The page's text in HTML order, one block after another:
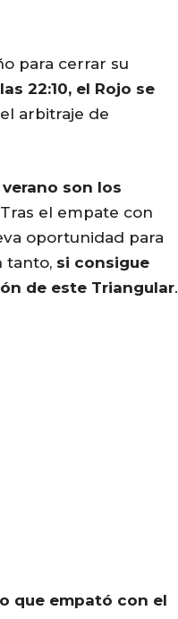
para cerrar su
22:10, el Rojo se
arbitraje de
son los
el empate con
oportunidad para
tanto, si consigue
de este Triangular.
que empató con el